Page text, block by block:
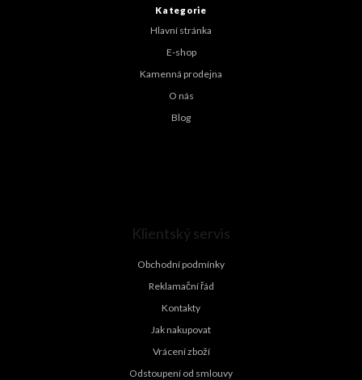
Kategorie
Hlavní stránka
E-shop
Kamenná prodejna
O nás
Blog
Klientský servis
Obchodní podmínky
Reklamační řád
Kontakty
Jak nakupovat
Vrácení zboží
Odstoupení od smlouvy